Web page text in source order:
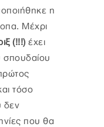
η
Μέχρι
(!!!)έχει
σπουδαίου
τόσο
δεν
που θα